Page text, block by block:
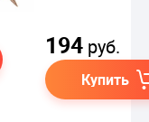
194 руб.
Купить